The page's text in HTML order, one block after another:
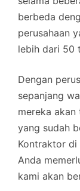
berbeda
perusahaan
lebih dari 50
Dengan
sepanjang
mereka akan
yang sudah
Kontraktor di
Anda
kami akan